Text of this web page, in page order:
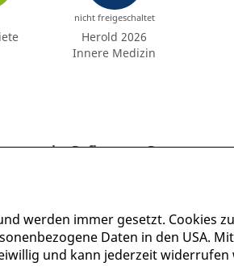
Herold 2026
Innere Medizin
nicht freigeschaltet
Reflux Purpura jaune
werden immer gesetzt. Cookies
Daten in den USA.
und kann jederzeit widerrufen